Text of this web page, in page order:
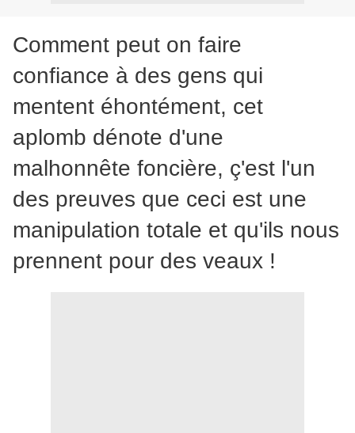
Comment peut on faire
confiance à des gens qui
mentent éhontément, cet
aplomb dénote d'une
malhonnête foncière, ç'est l'un
des preuves que ceci est une
manipulation totale et qu'ils nous
prennent pour des veaux !